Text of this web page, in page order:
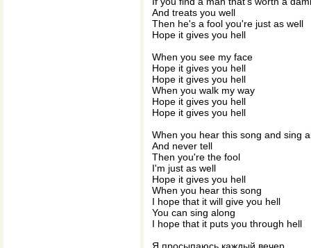
And treats you well
Then he's a fool you're just as well
Hope it gives you hell
When you see my face
Hope it gives you hell
Hope it gives you hell
When you walk my way
Hope it gives you hell
Hope it gives you hell
When you hear this song and sing
And never tell
Then you're the fool
I'm just as well
Hope it gives you hell
When you hear this song
I hope that it will give you hell
You can sing along
I hope that it puts you through hell